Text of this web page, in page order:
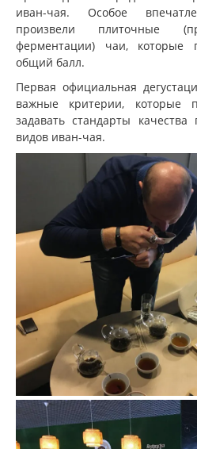
иван-чая. Особое
произвели плиточные
ферментации) чаи, которые
общий балл.
Первая официальная
важные критерии, которые
задавать стандарты качества
видов иван-чая.